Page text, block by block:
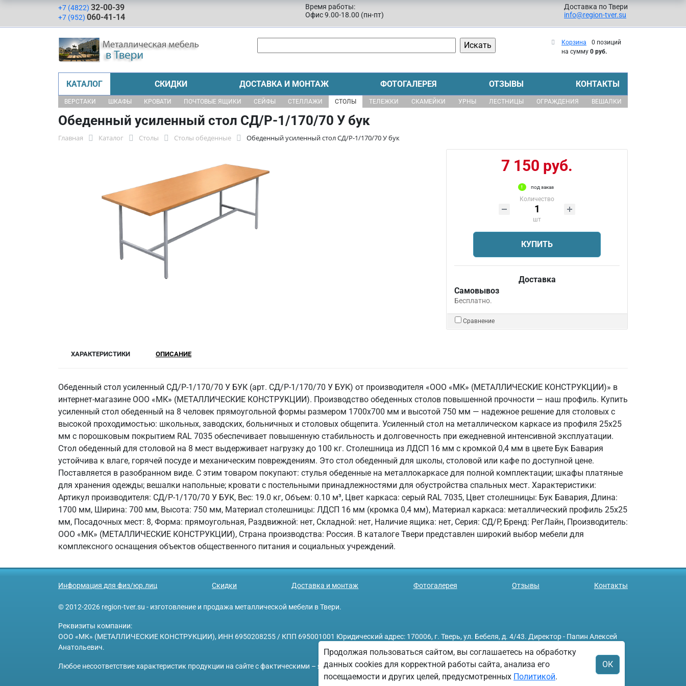
+7 (4822) 32-00-39
+7 (952) 060-41-14
Время работы:
Офис 9.00-18.00 (пн-пт)
Доставка по Твери
info@region-tver.su
Корзина
0 позиций
на сумму 0 руб.
КАТАЛОГ СКИДКИ ДОСТАВКА И МОНТАЖ ФОТОГАЛЕРЕЯ ОТЗЫВЫ КОНТАКТЫ
ВЕРСТАКИ ШКАФЫ КРОВАТИ ПОЧТОВЫЕ ЯЩИКИ СЕЙФЫ СТЕЛЛАЖИ СТОЛЫ ТЕЛЕЖКИ СКАМЕЙКИ УРНЫ ЛЕСТНИЦЫ ОГРАЖДЕНИЯ ВЕШАЛКИ
Обеденный усиленный стол СД/Р-1/170/70 У бук
Главная Каталог Столы Столы обеденные Обеденный усиленный стол СД/Р-1/170/70 У бук
7 150 руб.
под заказ
Количество
шт
КУПИТЬ
Доставка
Самовывоз
Бесплатно.
Сравнение
ХАРАКТЕРИСТИКИ ОПИСАНИЕ
Обеденный стол усиленный СД/Р-1/170/70 У БУК (арт. СД/Р-1/170/70 У БУК) от производителя «ООО «МК» (МЕТАЛЛИЧЕСКИЕ КОНСТРУКЦИИ)» в
интернет-магазине ООО «МК» (МЕТАЛЛИЧЕСКИЕ КОНСТРУКЦИИ). Производство обеденных столов повышенной прочности — наш профиль. Купить
усиленный стол обеденный на 8 человек прямоугольной формы размером 1700х700 мм и высотой 750 мм — надежное решение для столовых с
высокой проходимостью: школьных, заводских, больничных и столовых общепита. Усиленный стол на металлическом каркасе из профиля 25х25
мм с порошковым покрытием RAL 7035 обеспечивает повышенную стабильность и долговечность при ежедневной интенсивной эксплуатации.
Стол обеденный для столовой на 8 мест выдерживает нагрузку до 100 кг. Столешница из ЛДСП 16 мм с кромкой 0,4 мм в цвете Бук Бавария
устойчива к влаге, горячей посуде и механическим повреждениям. Это стол обеденный для школы, столовой или кафе по доступной цене.
Поставляется в разобранном виде. С этим товаром покупают: стулья обеденные на металлокаркасе для полной комплектации; шкафы платяные
для хранения одежды; вешалки напольные; кровати с постельными принадлежностями для обустройства спальных мест. Характеристики:
Артикул производителя: СД/Р-1/170/70 У БУК, Вес: 19.0 кг, Объем: 0.10 м³, Цвет каркаса: серый RAL 7035, Цвет столешницы: Бук Бавария, Длина:
1700 мм, Ширина: 700 мм, Высота: 750 мм, Материал столешницы: ЛДСП 16 мм (кромка 0,4 мм), Материал каркаса: металлический профиль 25х25
мм, Посадочных мест: 8, Форма: прямоугольная, Раздвижной: нет, Складной: нет, Наличие ящика: нет, Серия: СД/Р, Бренд: РегЛайн, Производитель:
ООО «МК» (МЕТАЛЛИЧЕСКИЕ КОНСТРУКЦИИ), Страна производства: Россия. В каталоге Твери представлен широкий выбор мебели для
комплексного оснащения объектов общественного питания и социальных учреждений.
Информация для физ/юр.лиц Скидки Доставка и монтаж Фотогалерея Отзывы Контакты
© 2012-2026 region-tver.su - изготовление и продажа металлической мебели в Твери.
Реквизиты компании:
ООО «МК» (МЕТАЛЛИЧЕСКИЕ КОНСТРУКЦИИ), ИНН 6950208255 / КПП 695001001 Юридический адрес: 170006, г. Тверь, ул. Бебеля, д. 4/43. Директор - Папин Алексей
Анатольевич.
Любое несоответствие характеристик продукции на сайте с фактическими – является опечаткой.
Продолжая пользоваться сайтом, вы соглашаетесь на обработку
данных cookies для корректной работы сайта, анализа его
посещаемости и других целей, предусмотренных Политикой.
ОК